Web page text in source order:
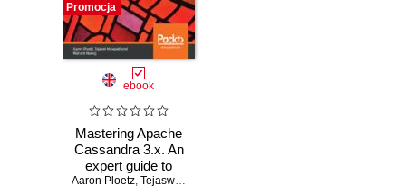
Promocja
ebook
Mastering Apache
Cassandra 3.x. An
expert guide to
improving
Aaron Ploetz, Tejaswi Malepati